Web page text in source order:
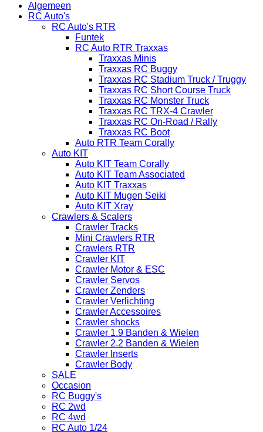
Algemeen
RC Auto's
RC Auto's RTR
Funtek
RC Auto RTR Traxxas
Traxxas Minis
Traxxas RC Buggy
Traxxas RC Stadium Truck / Truggy
Traxxas RC Short Course Truck
Traxxas RC Monster Truck
Traxxas RC TRX-4 Crawler
Traxxas RC On-Road / Rally
Traxxas RC Boot
Auto RTR Team Corally
Auto KIT
Auto KIT Team Corally
Auto KIT Team Associated
Auto KIT Traxxas
Auto KIT Mugen Seiki
Auto KIT Xray
Crawlers & Scalers
Crawler Tracks
Mini Crawlers RTR
Crawlers RTR
Crawler KIT
Crawler Motor & ESC
Crawler Servos
Crawler Zenders
Crawler Verlichting
Crawler Accessoires
Crawler shocks
Crawler 1.9 Banden & Wielen
Crawler 2.2 Banden & Wielen
Crawler Inserts
Crawler Body
SALE
Occasion
RC Buggy's
RC 2wd
RC 4wd
RC Auto 1/24